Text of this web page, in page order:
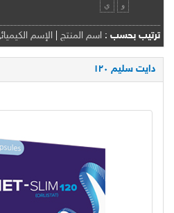
و ي
ترتيب بحسب : اسم المنتج الإسم
دايت سليم ١۲۰